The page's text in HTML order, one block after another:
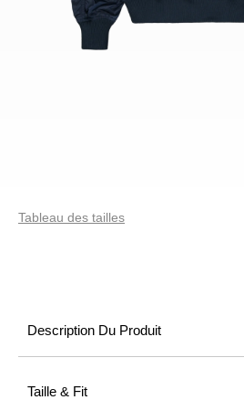
Tableau des tailles
Description Du Produit
Taille & Fit